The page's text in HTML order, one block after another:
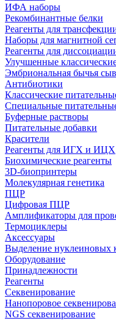
ИФА наборы
Рекомбинантные белки
Реагенты для
Наборы для магнитной
Реагенты для
Улучшенные
Эмбриональная бычья
Антибиотики
Классические
Специальные
Буферные растворы
Питательные добавки
Красители
Реагенты для ИГХ и ИЦХ
Биохимические реагенты
3D-биопринтеры
Молекулярная генетика
ПЦР
Цифровая ПЦР
Амплификаторы для
Термоциклеры
Аксессуары
Выделение нуклеиновых
Оборудование
Принадлежности
Реагенты
Секвенирование
Нанопоровое
NGS секвенирование